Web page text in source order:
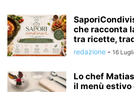
che racconta
tra ricette,
redazione - 16
Lo chef
il menù estivo